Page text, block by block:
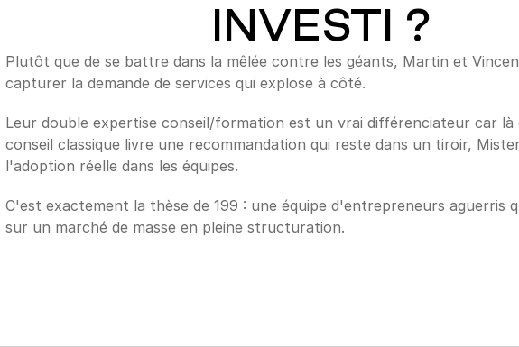
INVESTI ?
Plutôt que de se battre dans la mêlée contre les géants, Martin et
capturer la demande de services qui explose à côté.
Leur double expertise conseil/formation est un vrai différenciateur car là
conseil classique livre une recommandation qui reste dans un tiroir,
l'adoption réelle dans les équipes.
C'est exactement la thèse de 199 : une équipe d'entrepreneurs aguerris
sur un marché de masse en pleine structuration.